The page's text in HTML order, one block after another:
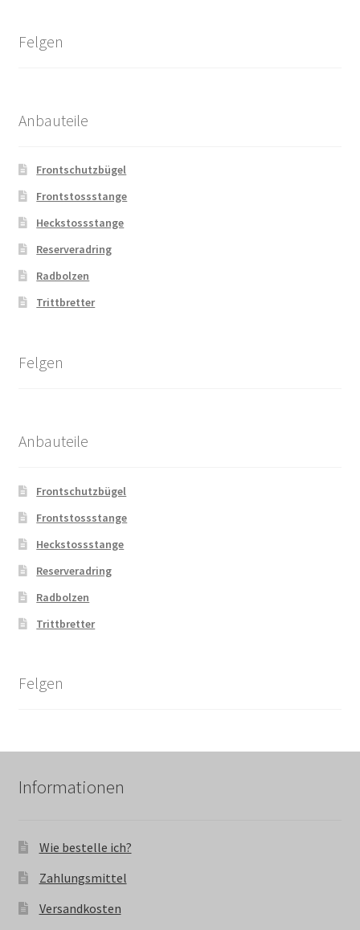
Felgen
Anbauteile
Frontschutzbügel
Frontstossstange
Heckstossstange
Reserveradring
Radbolzen
Trittbretter
Felgen
Anbauteile
Frontschutzbügel
Frontstossstange
Heckstossstange
Reserveradring
Radbolzen
Trittbretter
Felgen
Informationen
Wie bestelle ich?
Zahlungsmittel
Versandkosten